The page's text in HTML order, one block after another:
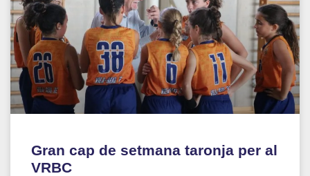
Gran cap de setmana taronja per al
VRBC